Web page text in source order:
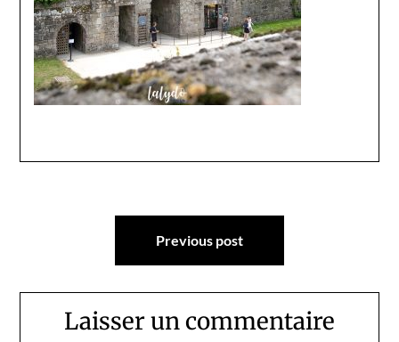
Navigation
Previous post
Laisser un commentaire